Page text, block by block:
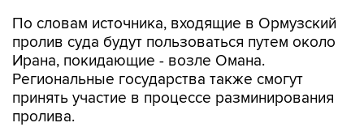
По словам источника, входящие в Ормузский
пролив суда будут пользоваться путем около
Ирана, покидающие - возле Омана.
Региональные государства также смогут
принять участие в процессе разминирования
пролива.